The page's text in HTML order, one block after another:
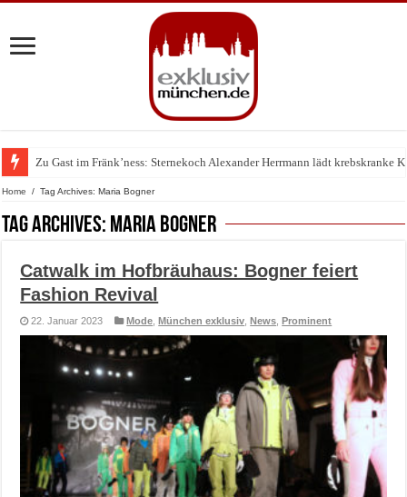
Zu Gast im Fränk’ness: Sternekoch Alexander Herrmann lädt krebskranke
Warum München gerade zum Treffpunkt der Lingerie-Branche wurde
Home / Tag Archives: Maria Bogner
Tag Archives: Maria Bogner
Catwalk im Hofbräuhaus: Bogner feiert
Fashion Revival
22. Januar 2023 Mode ,München exklusiv ,News ,Prominent